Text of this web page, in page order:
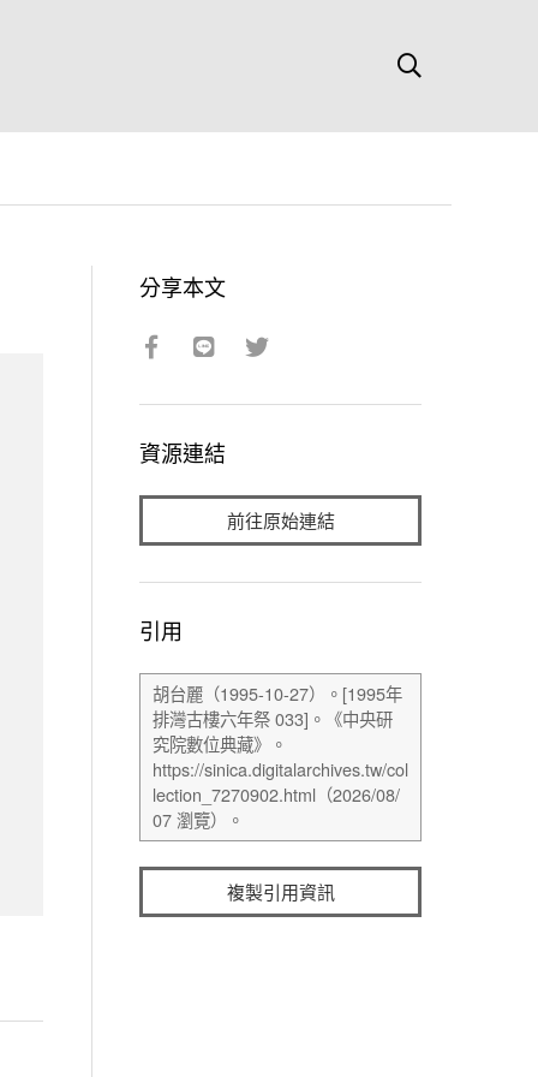
分享本文
資源連結
前往原始連結
引用
複製引用資訊